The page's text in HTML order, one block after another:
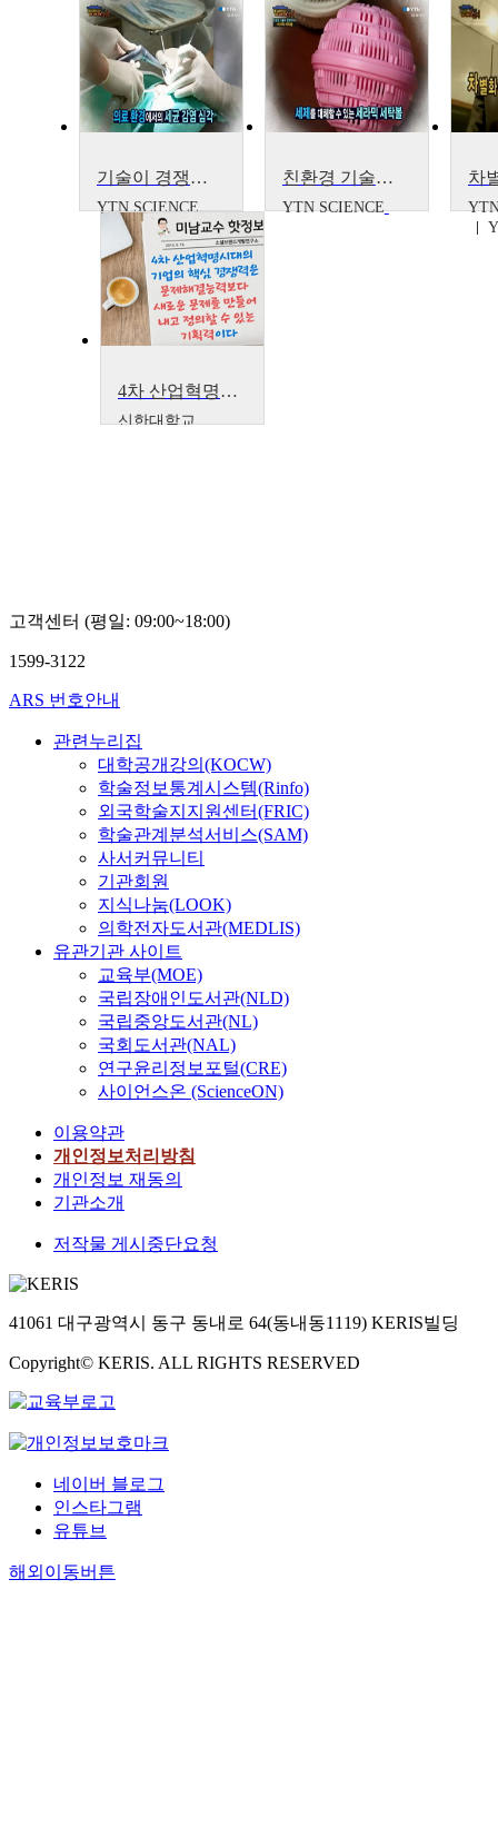
기술이 경쟁력이다! - 저온 플라즈마 멸균기
YTN SCIENCE
친환경 기술이 경쟁력이다 - 세라믹 세탁볼
YTN SCIENCE
4차 산업혁명시대의 기업의 핵심 경쟁력은 무엇일까요
신한대학교
고객센터 (평일: 09:00~18:00)
1599-3122
ARS 번호안내
관련누리집
대학공개강의(KOCW)
학술정보통계시스템(Rinfo)
외국학술지지원센터(FRIC)
학술관계분석서비스(SAM)
사서커뮤니티
기관회원
지식나눔(LOOK)
의학전자도서관(MEDLIS)
유관기관 사이트
교육부(MOE)
국립장애인도서관(NLD)
국립중앙도서관(NL)
국회도서관(NAL)
연구윤리정보포털(CRE)
사이언스온 (ScienceON)
이용약관
개인정보처리방침
개인정보 재동의
기관소개
저작물 게시중단요청
41061 대구광역시 동구 동내로 64(동내동1119) KERIS빌딩
Copyright© KERIS. ALL RIGHTS RESERVED
네이버 블로그
인스타그램
유튜브
해외이동버튼